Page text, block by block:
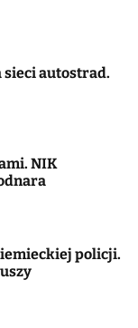
sieci autostrad.
NIK
policji.